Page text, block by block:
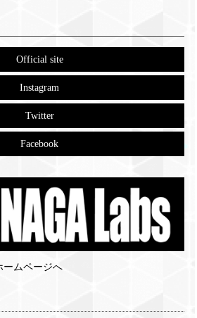
Official site
Instagram
Twitter
Facebook
ームページへ